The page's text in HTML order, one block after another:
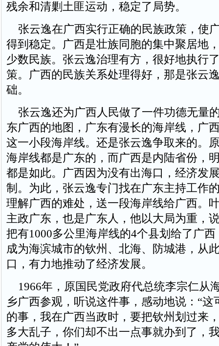
残余和清剿土匪运动，稳定了局势。
张云逸在广西实行正确的民族政策，使
得到稳定。广西是壮族同胞的集中聚居地
少数民族。张云逸治理有方，很好地执行
策。广西的民族关系处理得好，那是张云
础。
张云逸还为广西人民做了一件功德无量
东广西的地图，广东有漫长的海岸线，广
这一小段海岸线。还是张云逸争取来的。
海岸线都是广东的，而广西是内陆省份，
都是如此。广西因为没有出海口，经济发
制。为此，张云逸专门找在广东主持工作
理解广西的难处，送一段海岸线给广西。
主政广东，也是广东人，他以大局为重，
把有1000多公里海岸线的4个县划给了广
成为海滨城市的钦州、北海、防城港，从
口，有力地推动了经济发展。
1966年，原国民党政府代总统李宗仁从
乡广西参观，听说这件事，感动地说：“这
的事，我在广西当政时，要把钦州划过来
多大乱子，你们却不出一点事就办到了，